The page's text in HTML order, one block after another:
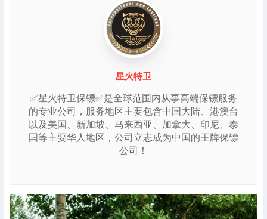
星火特卫
✅星火特卫保镖✅是全球范围内从事高端保镖服务
的专业公司，服务地区主要包含中国大陆、港澳台
以及美国、新加坡、马来西亚、加拿大、印尼、泰
国等主要华人地区，公司立志成为中国的王牌保镖
公司！